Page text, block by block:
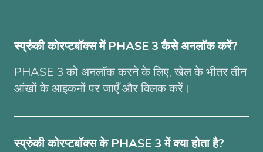
स्प्रुंकी कोरप्टबॉक्स में PHASE 3 कैसे अनलॉक करें?
PHASE 3 को अनलॉक करने के लिए, खेल के भीतर तीन
आंखों के आइकनों पर जाएँ और क्लिक करें।
स्प्रुंकी कोरप्टबॉक्स के PHASE 3 में क्या होता है?